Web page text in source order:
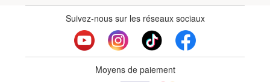
Suivez-nous sur les réseaux sociaux
Moyens de paiement